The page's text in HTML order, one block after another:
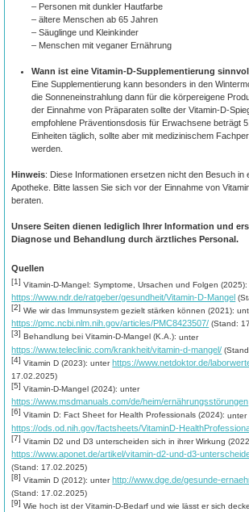
– Personen mit dunkler Hautfarbe
– ältere Menschen ab 65 Jahren
– Säuglinge und Kleinkinder
– Menschen mit veganer Ernährung
Wann ist eine Vitamin-D-Supplementierung
Eine Supplementierung kann besonders in den
die Sonneneinstrahlung dann für die körpereigene
der Einnahme von Präparaten sollte der Vitamin-D-
empfohlene Präventionsdosis für Erwachsene beträgt
Einheiten täglich, sollte aber mit medizinischem
werden.
Hinweis: Diese Informationen ersetzen nicht den Besuch in
Apotheke. Bitte lassen Sie sich vor der Einnahme von
beraten.
Unsere Seiten dienen lediglich Ihrer Information und
Diagnose und Behandlung durch ärztliches Personal.
Quellen
[1] Vitamin-D-Mangel: Symptome, Ursachen und Folgen
https://www.ndr.de/ratgeber/gesundheit/Vitamin-D-Mangel
[2] Wie wir das Immunsystem gezielt stärken können (2021):
https://pmc.ncbi.nlm.nih.gov/articles/PMC8423507/ (Stand:
[3] Behandlung bei Vitamin-D-Mangel (K.A.):unter
https://www.teleclinic.com/krankheit/vitamin-d-mangel/
[4] Vitamin D (2023):unter https://www.netdoktor.de/
17.02.2025)
[5] Vitamin-D-Mangel (2024):unter
https://www.msdmanuals.com/de/heim/ernährungsstörungen
[6] Vitamin D: Fact Sheet for Health Professionals (2024):unter
https://ods.od.nih.gov/factsheets/VitaminD-
[7] Vitamin D2 und D3 unterscheiden sich in ihrer Wirkung
https://www.aponet.de/artikel/vitamin-d2-und-d3-
(Stand: 17.02.2025)
[8] Vitamin D (2012):unter http://www.dge.de/gesunde-
(Stand: 17.02.2025)
[9] Wie hoch ist der Vitamin-D-Bedarf und wie lässt er sich